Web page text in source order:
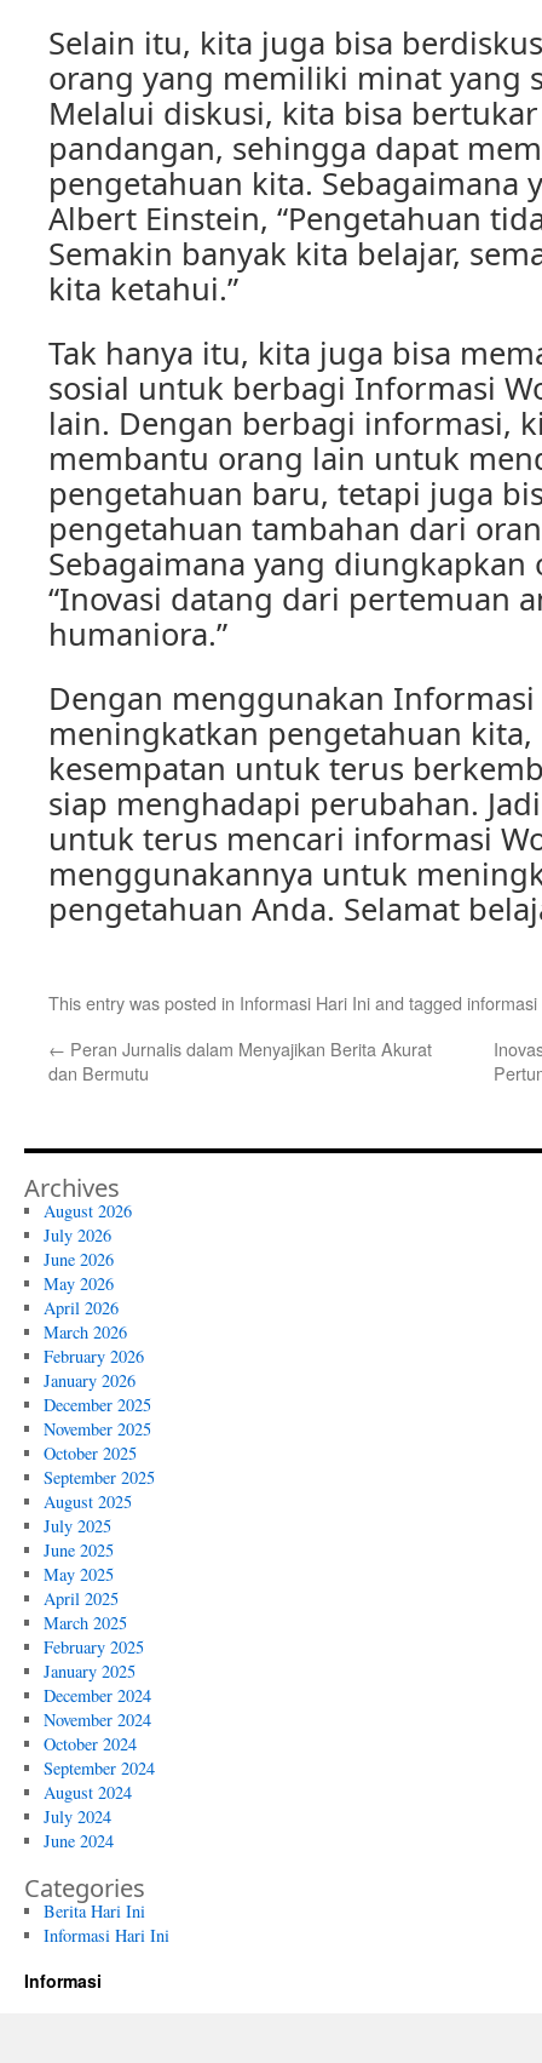
Selain itu, kita juga bisa
orang yang memiliki minat yang
Melalui diskusi, kita bisa
pandangan, sehingga dapat
pengetahuan kita. Sebagaimana
Albert Einstein, “Pengetahuan
Semakin banyak kita belajar,
kita ketahui.”
Tak hanya itu, kita juga bisa
sosial untuk berbagi Informasi
lain. Dengan berbagi informasi,
membantu orang lain untuk
pengetahuan baru, tetapi juga
pengetahuan tambahan dari
Sebagaimana yang diungkapkan
“Inovasi datang dari pertemuan
humaniora.”
Dengan menggunakan
meningkatkan pengetahuan
kesempatan untuk terus
siap menghadapi perubahan.
untuk terus mencari informasi
menggunakannya untuk
pengetahuan Anda. Selamat
This entry was posted in Informasi Hari Iniand tagged informasi
← Peran Jurnalis dalam Menyajikan Berita Akurat
dan Bermutu
Archives
August 2026
July 2026
June 2026
May 2026
April 2026
March 2026
February 2026
January 2026
December 2025
November 2025
October 2025
September 2025
August 2025
July 2025
June 2025
May 2025
April 2025
March 2025
February 2025
January 2025
December 2024
November 2024
October 2024
September 2024
August 2024
July 2024
June 2024
Categories
Berita Hari Ini
Informasi Hari Ini
Informasi